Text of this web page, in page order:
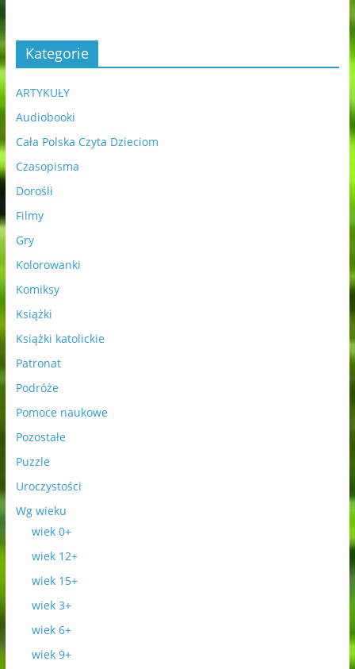
Kategorie
ARTYKUŁY
Audiobooki
Cała Polska Czyta Dzieciom
Czasopisma
Dorośli
Filmy
Gry
Kolorowanki
Komiksy
Książki
Książki katolickie
Patronat
Podróże
Pomoce naukowe
Pozostałe
Puzzle
Uroczystości
Wg wieku
wiek 0+
wiek 12+
wiek 15+
wiek 3+
wiek 6+
wiek 9+